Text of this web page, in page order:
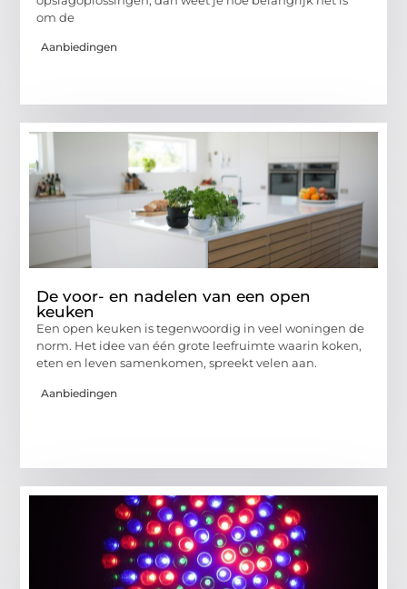
om de
Aanbiedingen
De voor- en nadelen van een open
keuken
Een open keuken is tegenwoordig in veel woningen de
norm. Het idee van één grote leefruimte waarin koken,
eten en leven samenkomen, spreekt velen aan.
Aanbiedingen